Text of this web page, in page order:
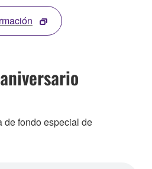
de fondo especial de